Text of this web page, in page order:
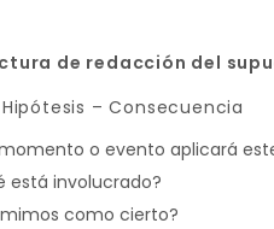
de redacción del
– Consecuencia
momento o evento aplicará
está involucrado?
como cierto?